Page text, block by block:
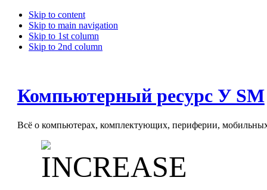
Skip to content
Skip to main navigation
Skip to 1st column
Skip to 2nd column
Компьютерный ресурс У SM
Всё о компьютерах, комплектующих, периферии, мобильных